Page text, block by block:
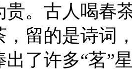
贵。古人喝春
，留的是诗词
出了许多“茗”